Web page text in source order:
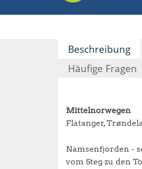
Beschreibung
Häufige Fragen
Mittelnorwegen
Flatanger,
Namsenfjorden -
vom Steg zu den